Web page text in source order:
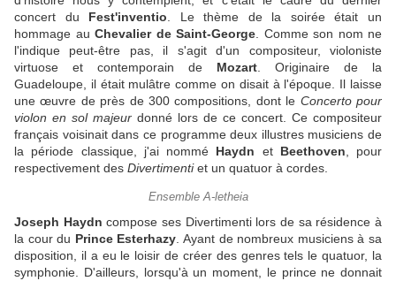
concert du Fest'inventio . Le thème de la soirée était un
hommage au Chevalier de Saint-George . Comme son nom ne
l'indique peut-être pas, il s'agit d'un compositeur, violoniste
virtuose et contemporain de Mozart . Originaire de la
Guadeloupe, il était mulâtre comme on disait à l'époque. Il laisse
une œuvre de près de 300 compositions, dont le Concerto pour
violon en sol majeur donné lors de ce concert. Ce compositeur
français voisinait dans ce programme deux illustres musiciens de
la période classique, j'ai nommé Haydn et Beethoven , pour
respectivement des Divertimentiet un quatuor à cordes.
Ensemble A-letheia
Joseph Haydncompose ses Divertimenti lors de sa résidence à
la cour du Prince Esterhazy . Ayant de nombreux musiciens à sa
disposition, il a eu le loisir de créer des genres tels le quatuor, la
symphonie. D'ailleurs, lorsqu'à un moment, le prince ne donnait